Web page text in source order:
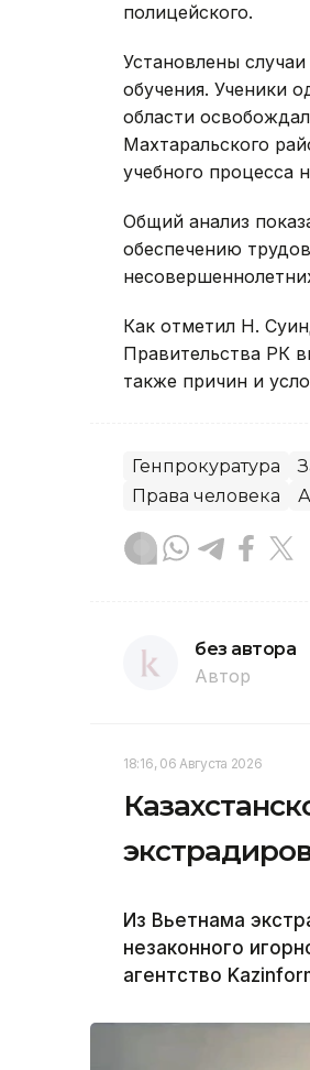
полицейского.
Установлены
обучения. Ученики
области
Махтаральского
учебного процесса
Общий анализ
обеспечению
Как отметил Н.
Правительства РК
также причин и
Генпрокуратура
Права человека
без автора
Автор
18:16, 06 Августа 2026
Из Вьетнама
незаконного
агентство